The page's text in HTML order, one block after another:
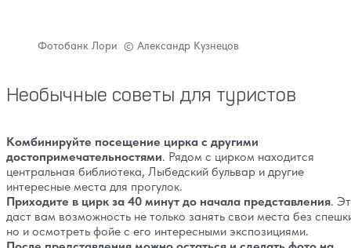
Фотобанк Лори © Александр Кузнецов
Необычные советы для туристов
Комбинируйте посещение цирка с другими
достопримечательностями. Рядом с цирком находится
центральная библиотека, Лыбедский бульвар и другие
интересные места для прогулок.
Приходите в цирк за 40 минут до начала представления.
даст вам возможность не только занять свои места без
но и осмотреть фойе с его интересными экспозициями.